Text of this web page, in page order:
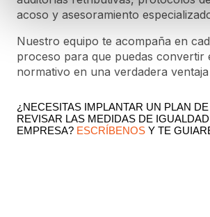
acoso y asesoramiento
Nuestro equipo te acompaña en
proceso para que puedas convertir
normativo en una verdadera
¿NECESITAS IMPLANTAR UN PLAN
REVISAR LAS MEDIDAS DE
EMPRESA? ESCRÍBENOS Y TE